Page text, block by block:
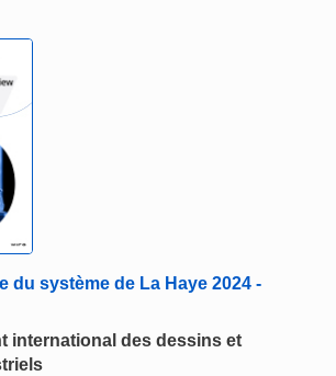
du système de La Haye 2024 -
international des dessins et